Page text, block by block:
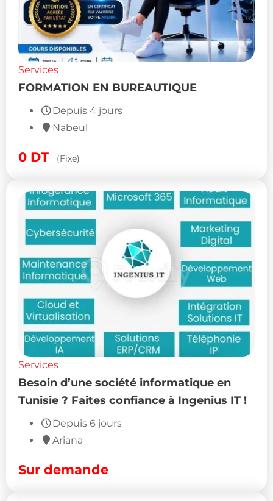
Services
FORMATION EN BUREAUTIQUE
Depuis 4 jours
Nabeul
0 DT (Fixe)
Services
Besoin d’une société informatique en
Tunisie ? Faites confiance à Ingenius IT !
Depuis 6 jours
Ariana
Sur demande